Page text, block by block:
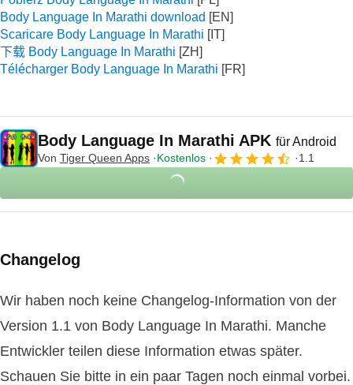
Body Language In Marathi download
Scaricare Body Language In Marathi
下载 Body Language In Marathi
Télécharger Body Language In Marathi
Body Language In Marathi APK für Android
Von Tiger Queen Apps Kostenlos 1.1
Changelog
Wir haben noch keine Changelog-Information von der
Version 1.1 von Body Language In Marathi. Manche
Entwickler teilen diese Information etwas später.
Schauen Sie bitte in ein paar Tagen noch einmal vorbei.